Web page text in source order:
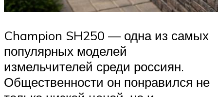
Champion SH250 — одна из самых
популярных моделей
измельчителей среди россиян.
Общественности он понравился не